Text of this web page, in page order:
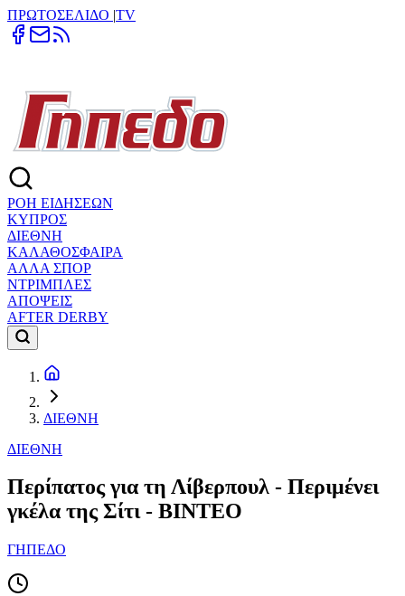
ΠΡΩΤΟΣΕΛΙΔΟ |TV
ΡΟΗ ΕΙΔΗΣΕΩΝ
ΚΥΠΡΟΣ
ΔΙΕΘΝΗ
ΚΑΛΑΘΟΣΦΑΙΡΑ
ΑΛΛΑ ΣΠΟΡ
ΝΤΡΙΜΠΛΕΣ
ΑΠΟΨΕΙΣ
AFTER DERBY
ΔΙΕΘΝΗ
ΔΙΕΘΝΗ
Περίπατος για τη Λίβερπουλ - Περιμένει
γκέλα της Σίτι - ΒΙΝΤΕΟ
ΓΗΠΕΔΟ